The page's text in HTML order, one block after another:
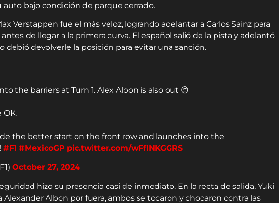
bajo condición de parque cerrado.
Verstappen fue el más veloz, logrando adelantar a Carlos Sainz para
de llegar a la primera curva. El español salió de la pista y adelantó
debió devolverle la posición para evitar una sanción.
the barriers at Turn 1. Alex Albon is also out 😔
OK.
the better start on the front row and launches into the
#F1 #MexicoGP pic.twitter.com/wFflNKGGRS
October 27, 2024
hizo su presencia casi de inmediato. En la recta de salida, Yuki
Alexander Albon por fuera, ambos se tocaron y chocaron contra las